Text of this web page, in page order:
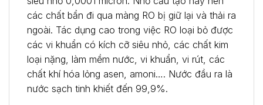
các chất bẩn đi qua màng RO bị giữ lại và thải ra
ngoài. Tác dụng cao trong việc RO loại bỏ được
các vi khuẩn có kích cỡ siêu nhỏ, các chất kim
loại nặng, làm mềm nước, vi khuẩn, vi rút, các
chất khí hóa lỏng asen, amoni…. Nước đầu ra là
nước sạch tinh khiết đến 99,9%.